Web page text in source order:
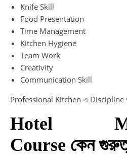
Knife Skill
Food Presentation
Time Management
Kitchen Hygiene
Team Work
Creativity
Communication Skill
Professional Kitchen-এ Discipline
Hotel
Course কেন